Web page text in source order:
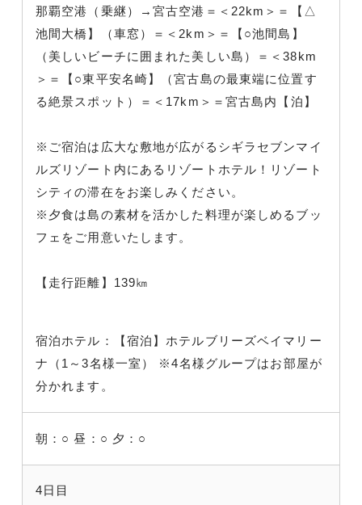
那覇空港（乗継）→宮古空港＝＜22km＞＝【△
池間大橋】（車窓）＝＜2km＞＝【○池間島】
（美しいビーチに囲まれた美しい島）＝＜38km
＞＝【○東平安名崎】（宮古島の最東端に位置す
る絶景スポット）＝＜17km＞＝宮古島内【泊】
※ご宿泊は広大な敷地が広がるシギラセブンマイ
ルズリゾート内にあるリゾートホテル！リゾート
シティの滞在をお楽しみください。
※夕食は島の素材を活かした料理が楽しめるブッ
フェをご用意いたします。
【走行距離】139㎞
宿泊ホテル：【宿泊】ホテルブリーズベイマリー
ナ（1～3名様一室） ※4名様グループはお部屋が
分かれます。
朝：○ 昼：○ 夕：○
4日目